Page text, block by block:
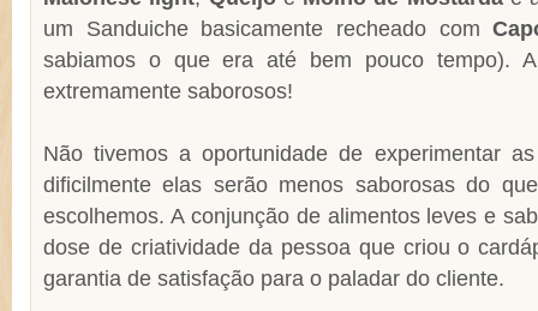
um Sanduiche basicamente recheado com
sabiamos o que era até bem pouco tempo).
extremamente saborosos!
Não tivemos a oportunidade de experimentar
dificilmente elas serão menos saborosas do
escolhemos. A conjunção de alimentos leves e
dose de criatividade da pessoa que criou o
garantia de satisfação para o paladar do cliente.